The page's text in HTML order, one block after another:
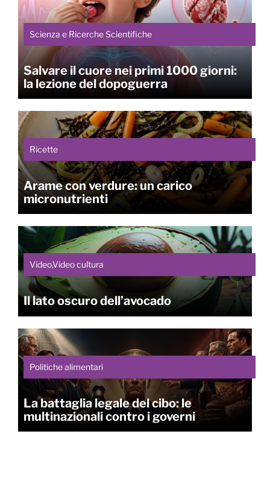
Scienza e Ricerche Scientifiche
Salvare il cuore nei primi 1000 giorni:
la lezione del dopoguerra
Ricette
Arame con verdure: un carico
micronutrienti
Video,Video cultura
Il lato oscuro dell’avocado
Politiche alimentari
La battaglia legale del cibo: le
multinazionali contro i governi